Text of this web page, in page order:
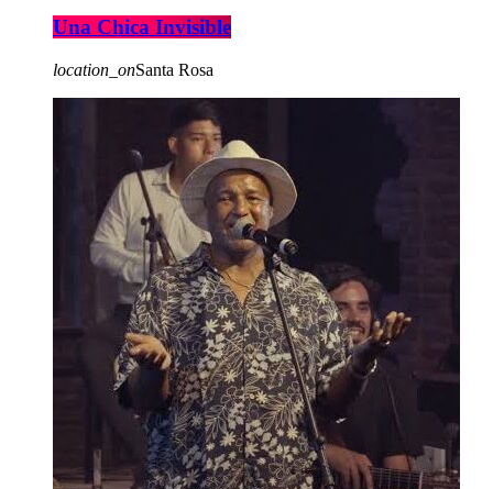
Una Chica Invisible
location_onSanta Rosa